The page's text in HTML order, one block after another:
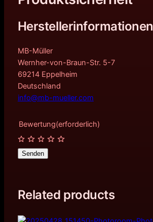
Herstellerinformationen
MB-Müller
Wernher-von-Braun-Str. 5-7
69214 Eppelheim
Deutschland
info@mb-mueller.com
Bewertung(erforderlich)
Senden
Related products